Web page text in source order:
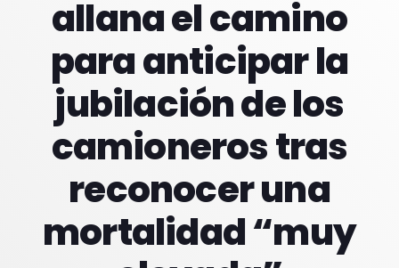
HOME
PROGRAMACION
NUESTRAS FRECUENCIAS
EQUIPO
allana el camino
para anticipar la
jubilación de los
camioneros tras
reconocer una
mortalidad “muy